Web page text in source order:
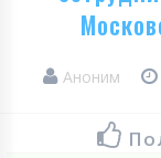
Аноним